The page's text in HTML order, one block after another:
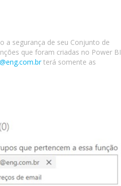
a segurança de seu Conjunto de
que foram criadas no Power BI
terá somente as